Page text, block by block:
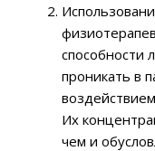
способности
проникать в
Их
чем и